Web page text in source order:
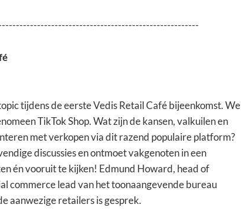
tijdens de eerste Vedis Retail Café bijeenkomst. We
TikTok Shop. Wat zijn de kansen, valkuilen en
met verkopen via dit razend populaire platform?
discussies en ontmoet vakgenoten in een
én vooruit te kijken! Edmund Howard, head of
commerce lead van het toonaangevende bureau
aanwezige retailers is gesprek.